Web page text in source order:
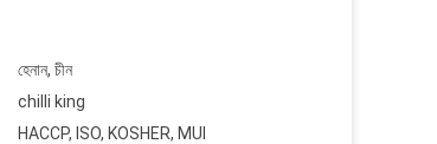
হেনান, চীন
chilli king
HACCP, ISO, KOSHER, MUI